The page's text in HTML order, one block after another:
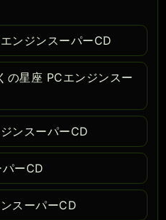
ンジンスーパーCD
の星座 PCエンジンスー
ンスーパーCD
ーCD
スーパーCD